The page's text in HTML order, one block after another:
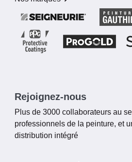
Rejoignez-nous
Plus de 3000 collaborateurs au
professionnels de la peinture, et
distribution intégré